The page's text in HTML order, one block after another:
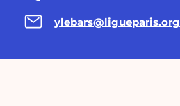
ylebars@ligueparis.org